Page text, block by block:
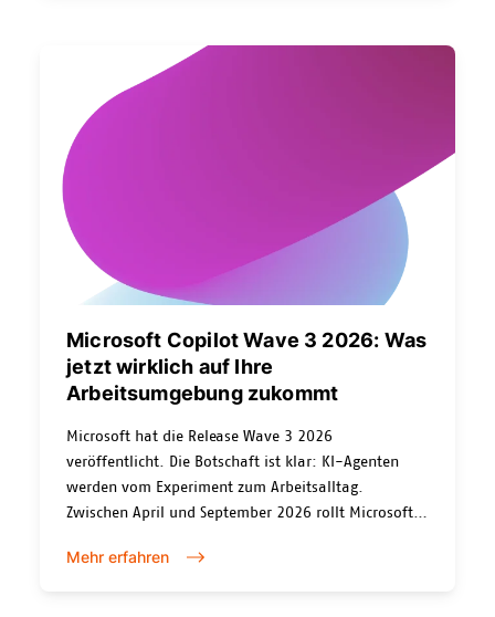
Microsoft Copilot Wave 3 2026: Was
jetzt wirklich auf Ihre
Arbeitsumgebung zukommt
Microsoft hat die Release Wave 3 2026
veröffentlicht. Die Botschaft ist klar: KI-Agenten
werden vom Experiment zum Arbeitsalltag.
Zwischen April und September 2026 rollt Microsoft
produktiven Umgebungen ankommen. Wir fassen
Mehr erfahren